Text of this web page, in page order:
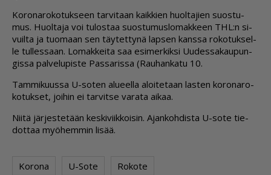
Ko­ro­na­ro­ko­tuk­seen tar­vi­taan kaik­kien huol­ta­jien suos­tu­
mus. Huol­ta­ja voi tu­los­taa suos­tu­mus­lo­mak­keen THL:n si­
vuil­ta ja tuo­maan sen täy­tet­ty­nä lap­sen kans­sa ro­ko­tuk­sel­
le tul­les­saan. Lo­mak­kei­ta saa esi­mer­kik­si Uu­des­sa­kau­pun­
gis­sa pal­ve­lu­pis­te Pas­sa­ris­sa (Rau­han­ka­tu 10.
Tam­mi­kuus­sa U-so­ten alu­eel­la aloi­te­taan las­ten ko­ro­na­ro­
ko­tuk­set, joi­hin ei tar­vit­se va­ra­ta ai­kaa.
Nii­tä jär­jes­te­tään kes­ki­viik­koi­sin. Ajan­koh­dis­ta U-sote tie­
dot­taa myö­hem­min li­sää.
Korona U-Sote Rokote